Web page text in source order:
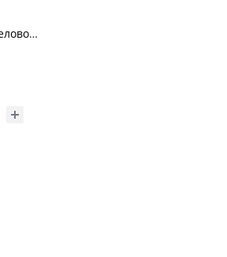
9-А Ароматизатор меловой SQUASH SPIRIT REFILL